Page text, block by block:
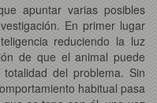
apuntar varias posibles
En primer lugar
reduciendo la luz
de que el animal puede
del problema. Sin
habitual pasa